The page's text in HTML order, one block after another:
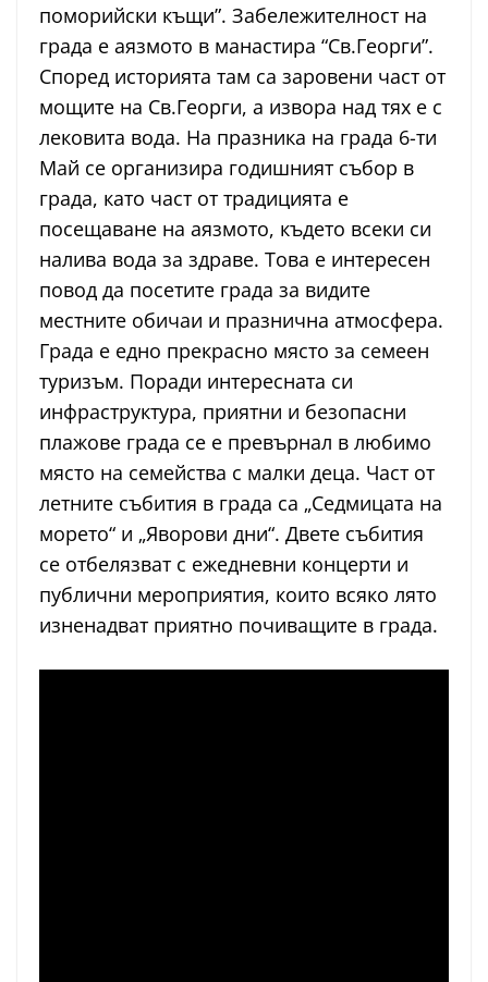
поморийски къщи”. Забележителност на
града е аязмото в манастира “Св.Георги”.
Според историята там са заровени част от
мощите на Св.Георги, а извора над тях е с
лековита вода. На празника на града 6-ти
Май се организира годишният събор в
града, като част от традицията е
посещаване на аязмото, където всеки си
налива вода за здраве. Това е интересен
повод да посетите града за видите
местните обичаи и празнична атмосфера.
Града е едно прекрасно място за семеен
туризъм. Поради интересната си
инфраструктура, приятни и безопасни
плажове града се е превърнал в любимо
място на семейства с малки деца. Част от
летните събития в града са „Седмицата на
морето“ и „Яворови дни“. Двете събития
се отбелязват с ежедневни концерти и
публични мероприятия, които всяко лято
изненадват приятно почиващите в града.